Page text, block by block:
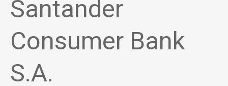
Santander
Consumer Bank
S.A.